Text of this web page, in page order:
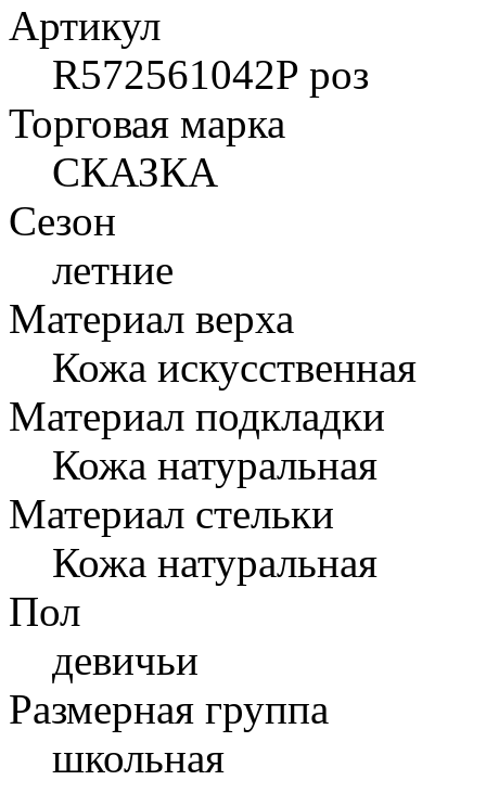
Артикул
R572561042P роз
Торговая марка
СКАЗКА
Сезон
летние
Материал верха
Кожа искусственная
Материал подкладки
Кожа натуральная
Материал стельки
Кожа натуральная
Пол
девичьи
Размерная группа
школьная